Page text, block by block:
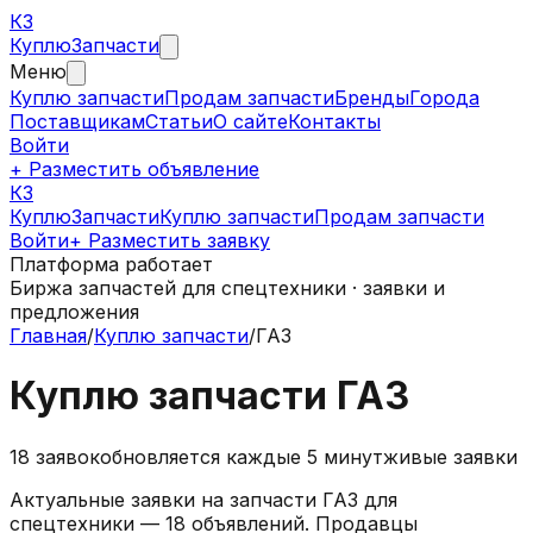
КЗ
КуплюЗапчасти
Меню
Куплю запчастиПродам запчастиБрендыГорода
ПоставщикамСтатьиО сайтеКонтакты
Войти
+ Разместить объявление
КЗ
КуплюЗапчастиКуплю запчастиПродам запчасти
Войти+ Разместить заявку
Платформа работает
Биржа запчастей для спецтехники · заявки и
предложения
Главная/Куплю запчасти/ГАЗ
Куплю запчасти ГАЗ
18 заявокобновляется каждые 5 минутживые заявки
Актуальные заявки на запчасти ГАЗ для
спецтехники — 18 объявлений. Продавцы